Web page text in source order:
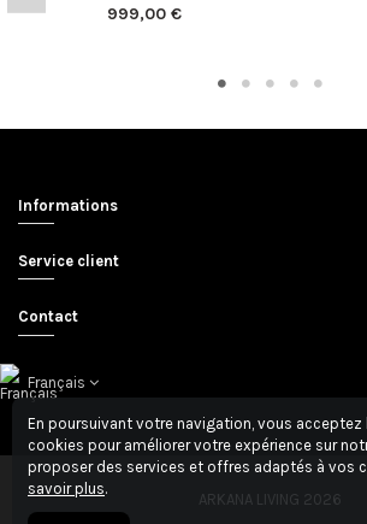
999,00 €
Informations
Service client
Contact
Français
ARKANA LIVING 2026
En poursuivant votre navigation, vous acceptez
cookies pour améliorer votre expérience sur
proposer des services et offres adaptés à vos
savoir plus.